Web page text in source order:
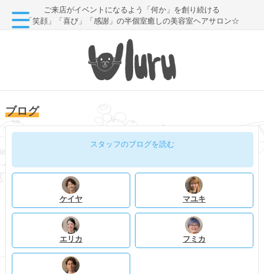
ご来店がイベントになるよう「何か」を創り続ける
「笑顔」「喜び」「感謝」の半個室癒しの美容室ヘアサロン☆
ブログ
スタッフのブログを読む
ケイヤ マユキ
エリカ フミカ